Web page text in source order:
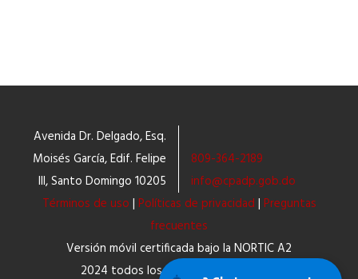
Avenida Dr. Delgado, Esq.
Moisés García, Edif. Felipe
III, Santo Domingo 10205
809-364-2189
info@cpadp.gob.do
Términos de uso | Políticas de privacidad | Preguntas
frecuentes
Versión móvil certificada bajo la NORTIC A2
2024 todos los derechos reservados.